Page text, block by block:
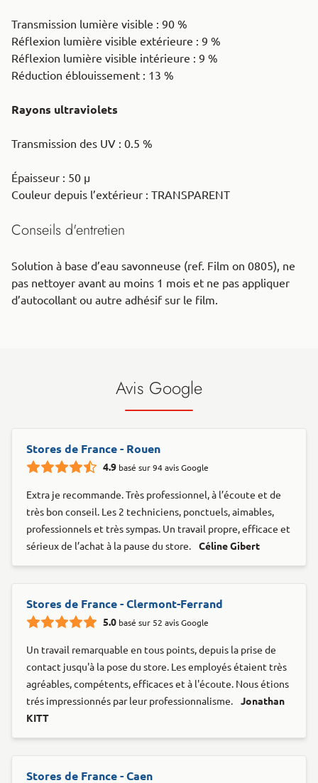
Transmission lumière visible : 90 %
Réflexion lumière visible extérieure : 9 %
Réflexion lumière visible intérieure : 9 %
Réduction éblouissement : 13 %
Rayons ultraviolets
Transmission des UV : 0.5 %
Épaisseur : 50 μ
Couleur depuis l’extérieur : TRANSPARENT
Conseils d'entretien
Solution à base d’eau savonneuse (ref. Film on 0805), ne
pas nettoyer avant au moins 1 mois et ne pas appliquer
d’autocollant ou autre adhésif sur le film.
Avis Google
Stores de France - Rouen
4.9 basé sur 94 avis Google
Extra je recommande. Très professionnel, à l’écoute et de
très bon conseil. Les 2 techniciens, ponctuels, aimables,
professionnels et très sympas. Un travail propre, efficace et
sérieux de l’achat à la pause du store.
Céline Gibert
Stores de France - Clermont-Ferrand
5.0 basé sur 52 avis Google
Un travail remarquable en tous points, depuis la prise de
contact jusqu'à la pose du store. Les employés étaient très
agréables, compétents, efficaces et à l'écoute. Nous étions
trés impressionnés par leur professionnalisme.
Jonathan
KITT
Stores de France - Caen